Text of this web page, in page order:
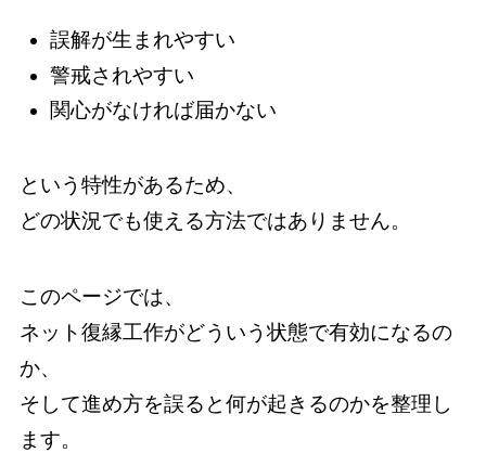
誤解が生まれやすい
警戒されやすい
関心がなければ届かない
という特性があるため、
どの状況でも使える方法ではありません。
このページでは、
ネット復縁工作がどういう状態で有効になるの
か、
そして進め方を誤ると何が起きるのかを整理し
ます。